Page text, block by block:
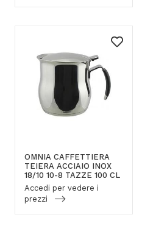
OMNIA CAFFETTIERA
TEIERA ACCIAIO INOX
18/10 10-8 TAZZE 100 CL
Accedi per vedere i
prezzi